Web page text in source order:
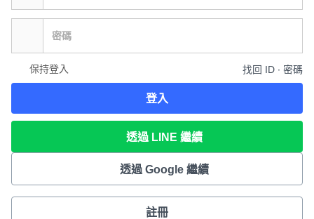
保持登入 找回 ID ∙ 密碼
登入
透過 LINE 繼續
透過 Google 繼續
註冊